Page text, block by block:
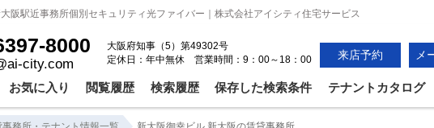
駅近事務所個別セキュリティ光ファイバー｜株式会社アイシティ住宅サービス
8000
city.com
大阪府知事（5）第49302号
定休日：年中無休 営業時間：9：00～18：00
来店予約 メ
お気に入り 閲覧履歴 検索履歴 保存した検索条件 テナントカタログ